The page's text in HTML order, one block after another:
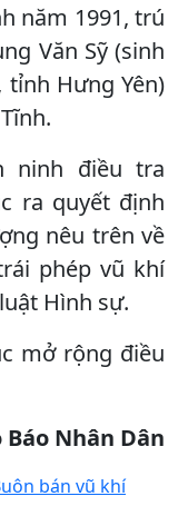
năm 1991, trú
Văn Sỹ (sinh
Hưng Yên)
ninh điều tra
ra quyết định
nêu trên về
phép vũ khí
Hình sự.
mở rộng điều
Báo Nhân Dân
bán vũ khí